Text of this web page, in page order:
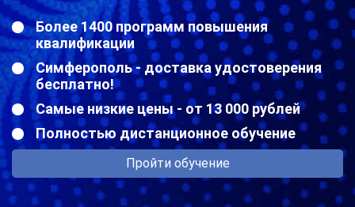
Более 1400 программ повышения
квалификации
Симферополь - доставка удостоверения
бесплатно!
Самые низкие цены - от 13 000 рублей
Полностью дистанционное обучение
Пройти обучение